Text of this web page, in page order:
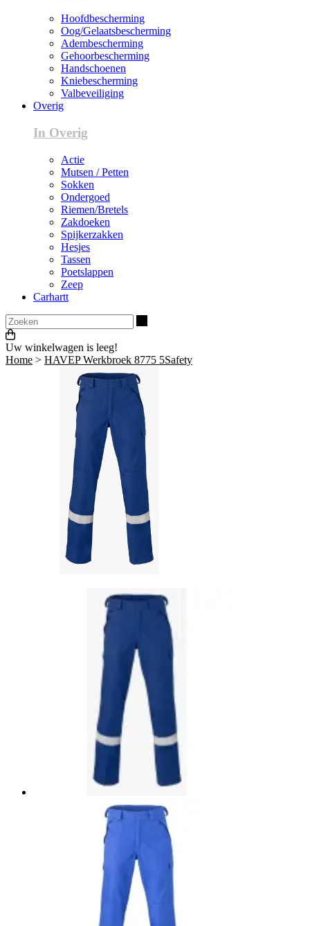
Hoofdbescherming
Oog/Gelaatsbescherming
Adembescherming
Gehoorbescherming
Handschoenen
Kniebescherming
Valbeveiliging
Overig
In Overig
Actie
Mutsen / Petten
Sokken
Ondergoed
Riemen/Bretels
Zakdoeken
Spijkerzakken
Hesjes
Tassen
Poetslappen
Zeep
Carhartt
Uw winkelwagen is leeg!
Home > HAVEP Werkbroek 8775 5Safety